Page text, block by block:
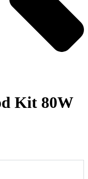
Kit 80W